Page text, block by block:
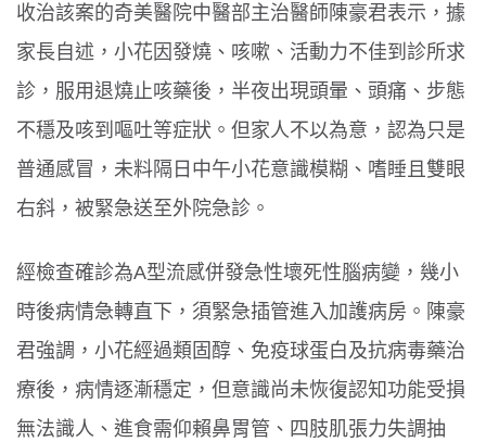
收治該案的奇美醫院中醫部主治醫師陳豪君表示，據
家長自述，小花因發燒、咳嗽、活動力不佳到診所求
診，服用退燒止咳藥後，半夜出現頭暈、頭痛、步態
不穩及咳到嘔吐等症狀。但家人不以為意，認為只是
普通感冒，未料隔日中午小花意識模糊、嗜睡且雙眼
右斜，被緊急送至外院急診。
經檢查確診為A型流感併發急性壞死性腦病變，幾小
時後病情急轉直下，須緊急插管進入加護病房。陳豪
君強調，小花經過類固醇、免疫球蛋白及抗病毒藥治
療後，病情逐漸穩定，但意識尚未恢復認知功能受損
無法識人、進食需仰賴鼻胃管、四肢肌張力失調抽